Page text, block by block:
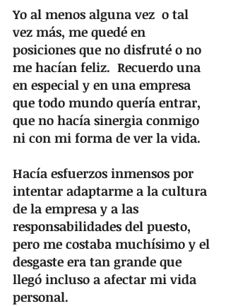
Yo al menos alguna vez  o tal
vez más, me quedé en
posiciones que no disfruté o no
me hacían feliz.  Recuerdo una
en especial y en una empresa
que todo mundo quería entrar,
que no hacía sinergia conmigo
ni con mi forma de ver la vida.
Hacía esfuerzos inmensos por
intentar adaptarme a la cultura
de la empresa y a las
responsabilidades del puesto,
pero me costaba muchísimo y el
desgaste era tan grande que
llegó incluso a afectar mi vida
personal.